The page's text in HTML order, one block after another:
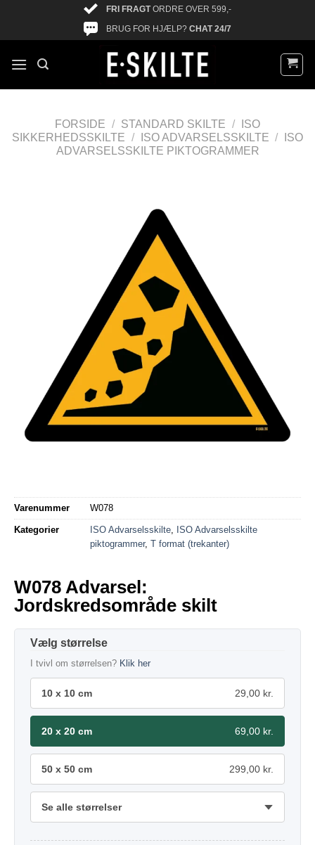
FRI FRAGTORDRE OVER 599,-
BRUG FOR HJÆLP? CHAT 24/7
FORSIDE / STANDARD SKILTE /
ISO
SIKKERHEDSSKILTE / ISO ADVARSELSSKILTE /
ISO
ADVARSELSSKILTE PIKTOGRAMMER
Varenummer W078
Kategorier ISO Advarselsskilte
ISO Advarselsskilte
piktogrammer, T format (trekanter)
W078 Advarsel:
Jordskredsområde skilt
størrelse
I tvivl om størrelsen? Klik her
10 x 10 cm 29,00 kr.
20 x 20 cm 69,00 kr.
50 x 50 cm 299,00 kr.
Se alle størrelser